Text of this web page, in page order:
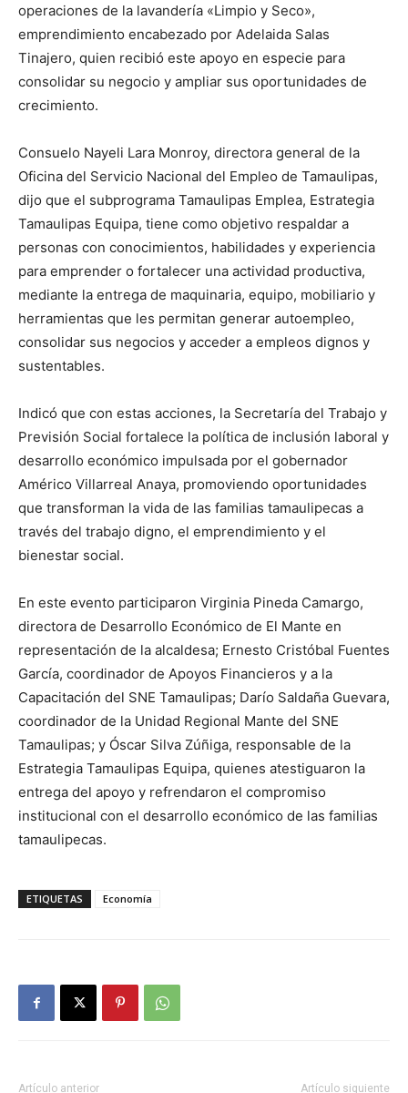
operaciones de la lavandería «Limpio y Seco»,
emprendimiento encabezado por Adelaida Salas
Tinajero, quien recibió este apoyo en especie para
consolidar su negocio y ampliar sus oportunidades de
crecimiento.
Consuelo Nayeli Lara Monroy, directora general de la
Oficina del Servicio Nacional del Empleo de Tamaulipas,
dijo que el subprograma Tamaulipas Emplea, Estrategia
Tamaulipas Equipa, tiene como objetivo respaldar a
personas con conocimientos, habilidades y experiencia
para emprender o fortalecer una actividad productiva,
mediante la entrega de maquinaria, equipo, mobiliario y
herramientas que les permitan generar autoempleo,
consolidar sus negocios y acceder a empleos dignos y
sustentables.
Indicó que con estas acciones, la Secretaría del Trabajo y
Previsión Social fortalece la política de inclusión laboral y
desarrollo económico impulsada por el gobernador
Américo Villarreal Anaya, promoviendo oportunidades
que transforman la vida de las familias tamaulipecas a
través del trabajo digno, el emprendimiento y el
bienestar social.
En este evento participaron Virginia Pineda Camargo,
directora de Desarrollo Económico de El Mante en
representación de la alcaldesa; Ernesto Cristóbal Fuentes
García, coordinador de Apoyos Financieros y a la
Capacitación del SNE Tamaulipas; Darío Saldaña Guevara,
coordinador de la Unidad Regional Mante del SNE
Tamaulipas; y Óscar Silva Zúñiga, responsable de la
Estrategia Tamaulipas Equipa, quienes atestiguaron la
entrega del apoyo y refrendaron el compromiso
institucional con el desarrollo económico de las familias
tamaulipecas.
ETIQUETAS Economía
Artículo anterior Artículo siguiente